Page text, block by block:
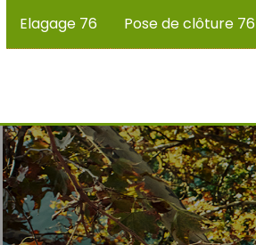
Elagage 76 Pose de clôture 76